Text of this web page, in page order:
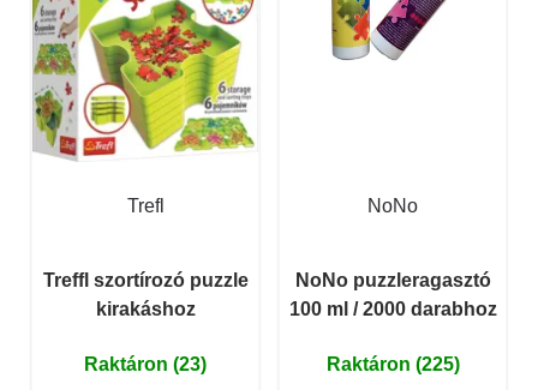
Trefl
Treffl szortírozó puzzle
kirakáshoz
Raktáron (23)
NoNo
NoNo puzzleragasztó
100 ml / 2000 darabhoz
Raktáron (225)